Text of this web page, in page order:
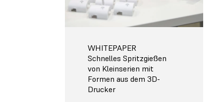
WHITEPAPER
Schnelles Spritzgießen
von Kleinserien mit
Formen aus dem 3D-
Drucker